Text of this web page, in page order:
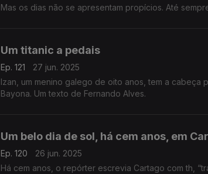
Mas os dias não se apresentam propícios. Até
Um titanic a pedais
Ep. 121
27 jun. 2025
Izan, um menino galego de oito anos, tem a cabeça
Bayona. Um texto de Fernando Alves.
Um belo dia de sol, há cem anos, em
Ep. 120
26 jun. 2025
Há cem anos, o repórter escrevia Cartago com th,